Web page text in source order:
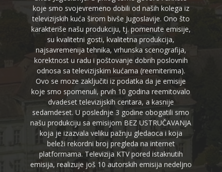
koje smo svojevremeno dobili od naših kolega iz
televizijskih kuća širom bivše Jugoslavije. Ono što
karakteriše našu produkciju, tj. pomenute emisije,
su kvalitetni gosti, kvalitetna produkcija,
najsavremenija tehnika, vrhunska scenografija,
korektnost u radu i poštovanje dobrih poslovnih
odnosa sa televizijskim kućama (reemiterima).
Ovo se moze zaključiti iz podatka da je emisije
koje smo spomenuli, prvih 10 godina reemitovalo
dvadeset televizijskih centara, a kasnije
sedamdeset. U poslednje 3 godine obogatili smo
našu produkciju sa emisijom BEZ USTRUČAVANJA
koja je izazvala veliku pažnju gledaoca i koja
beleži rekordni broj pregleda na internet
platformama. Televizija KTV pored istaknutih
emisija, realizuje još 10 autorskih emisija nedeljno